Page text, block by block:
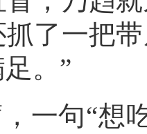
了一把
。”
一句“想